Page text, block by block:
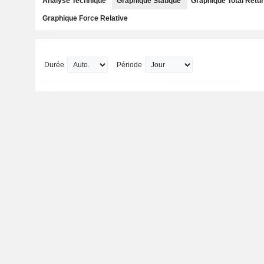
Graphique Force Relative
Durée Période